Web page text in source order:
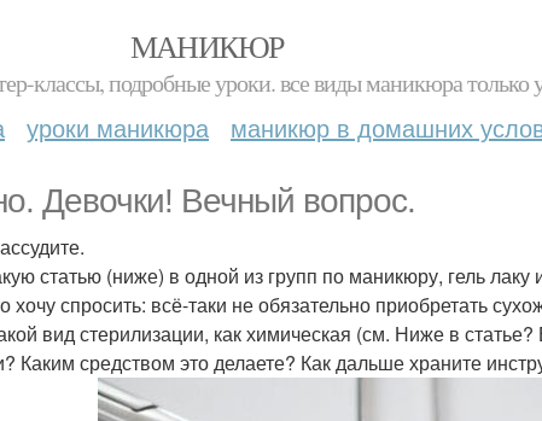
МАНИКЮР
классы, подробные уроки. все виды маникюра только
уроки маникюра маникюр в домашних
Девочки! Вечный вопрос.
статью (ниже) в одной из групп по маникюру, гель лаку
хочу спросить: всё-таки не обязательно приобретать
вид стерилизации, как химическая (см. Ниже в
Каким средством это делаете? Как дальше храните